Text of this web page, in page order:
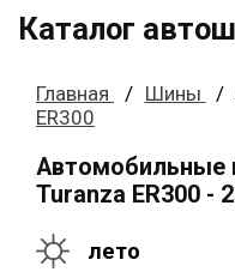
Каталог
Главная Шины
ER300
Turanza ER300 -
лето